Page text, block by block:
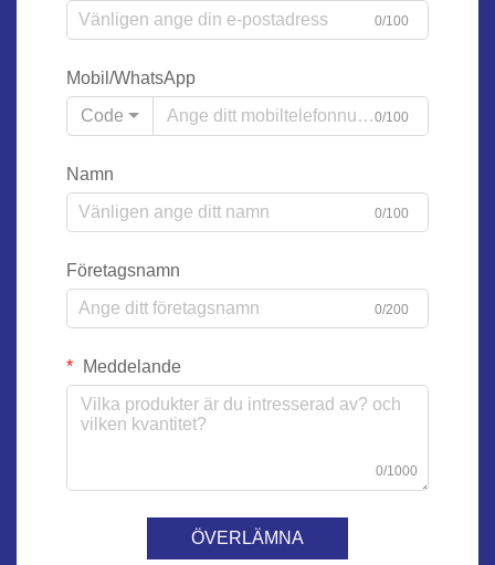
0/100
Mobil/WhatsApp
Code
0/100
Namn
0/100
Företagsnamn
0/200
Meddelande
0/1000
ÖVERLÄMNA